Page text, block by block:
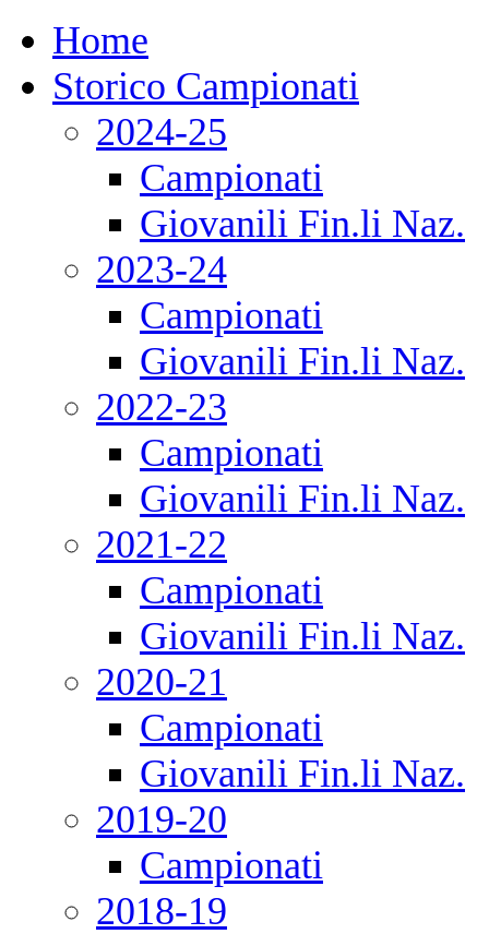
Home
Storico Campionati
2024-25
Campionati
Giovanili Fin.li Naz.
2023-24
Campionati
Giovanili Fin.li Naz.
2022-23
Campionati
Giovanili Fin.li Naz.
2021-22
Campionati
Giovanili Fin.li Naz.
2020-21
Campionati
Giovanili Fin.li Naz.
2019-20
Campionati
2018-19